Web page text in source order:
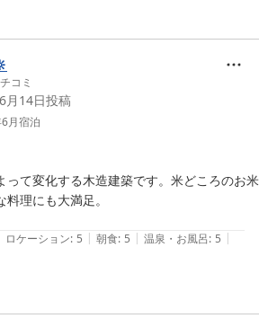
コミ
月14日投稿
月宿泊
って変化する木造建築です。米どころのお米
理にも大満足。
ロケーション: 5 | 朝食: 5 | 温泉・お風呂: 5 |